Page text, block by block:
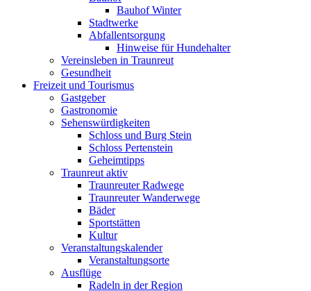
Bauhof Winter
Stadtwerke
Abfallentsorgung
Hinweise für Hundehalter
Vereinsleben in Traunreut
Gesundheit
Freizeit und Tourismus
Gastgeber
Gastronomie
Sehenswürdigkeiten
Schloss und Burg Stein
Schloss Pertenstein
Geheimtipps
Traunreut aktiv
Traunreuter Radwege
Traunreuter Wanderwege
Bäder
Sportstätten
Kultur
Veranstaltungskalender
Veranstaltungsorte
Ausflüge
Radeln in der Region